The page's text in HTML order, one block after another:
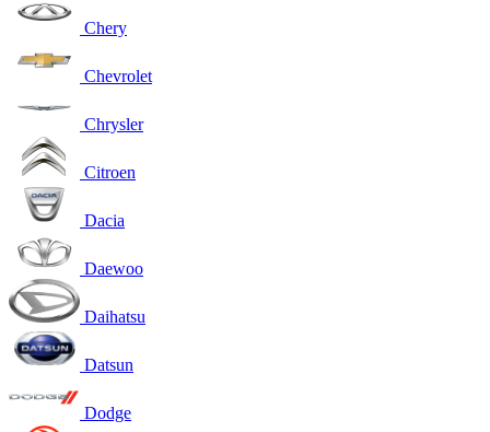
Chery
Chevrolet
Chrysler
Citroen
Dacia
Daewoo
Daihatsu
Datsun
Dodge